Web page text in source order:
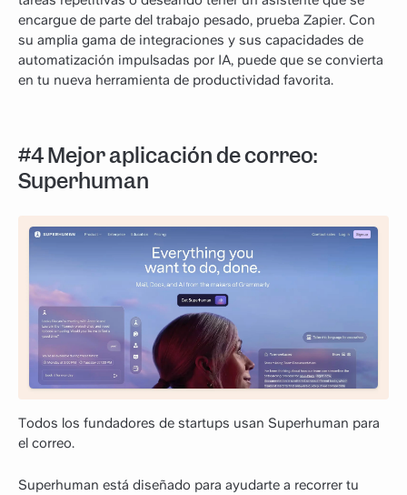
encargue de parte del trabajo pesado, prueba Zapier. Con
su amplia gama de integraciones y sus capacidades de
automatización impulsadas por IA, puede que se convierta
en tu nueva herramienta de productividad favorita.
#4 Mejor aplicación de correo:
Superhuman
Todos los fundadores de startups usan Superhuman para
el correo.
Superhuman está diseñado para ayudarte a recorrer tu